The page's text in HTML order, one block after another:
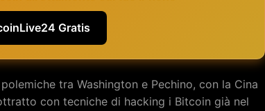
Gratis
tra Washington e Pechino, con la Cina
con tecniche di hacking i Bitcoin già nel